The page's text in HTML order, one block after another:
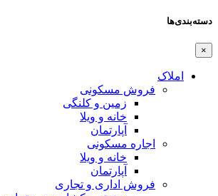
دسته‌بندی‌ها
×
املاک
فروش مسکونی
زمین و کلنگی
خانه و ویلا
آپارتمان
اجاره مسکونی
خانه و ویلا
آپارتمان
فروش اداری و تجاری